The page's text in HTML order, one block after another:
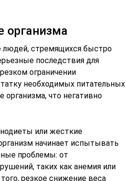
организма
стремящихся быстро
последствия для
ограничении
необходимых питательных
что негативно
или жесткие
начинает испытывать
проблемы: от
таких как анемия или
резкое снижение веса